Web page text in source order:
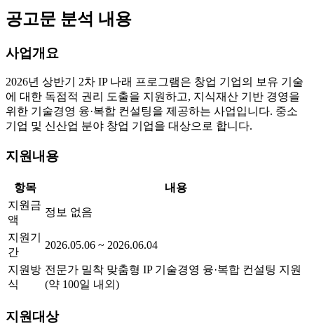
공고문 분석 내용
사업개요
2026년 상반기 2차 IP 나래 프로그램은 창업 기업의 보유 기술
에 대한 독점적 권리 도출을 지원하고, 지식재산 기반 경영을
위한 기술경영 융·복합 컨설팅을 제공하는 사업입니다. 중소
기업 및 신산업 분야 창업 기업을 대상으로 합니다.
지원내용
항목
내용
지원금
액
정보 없음
지원기
간
2026.05.06 ~ 2026.06.04
지원방
식
전문가 밀착 맞춤형 IP 기술경영 융·복합 컨설팅 지원
(약 100일 내외)
지원대상